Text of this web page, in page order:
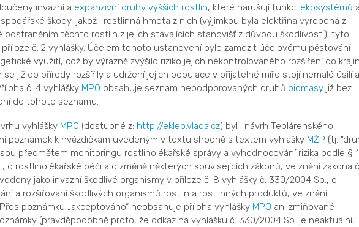
invazní a expanzivní druhy vyšších rostlin, které narušují funkci ekosystémů a
škody, jakož i rostlinná hmota z nich (výjimkou byla elektřina vyrobená z
odstraněním těchto rostlin z jejich stávajících stanovišť z důvodu škodlivosti); tyto
č. 2 vyhlášky. Účelem tohoto ustanovení bylo zamezit účelovému pěstování
využití, což by výrazně zvýšilo riziko jejich nekontrolovaného rozšíření do
již do přírody rozšířily a udržení jejich populace v přijatelné míře stojí nemalé úsilí a
č. 4 vyhlášky MPO obsahuje seznam nepodporovaných druhů biomasyjiž bez
do tohoto seznamu.
vyhlášky MPO (dostupné z: http://eklep.vlada.cz) byl i návrh Teplárenského
poznámek k hvězdičkám uvedeným v textu shodně s textem vyhlášky MŽP (tj.
předmětem monitoringu rostlinolékařské správy a vyhodnocování rizika podle §
, o rostlinolékařské péči a o změně některých souvisejících zákonů, ve znění zákona č.
jako invazní škodlivé organismy v příloze č. 8 vyhlášky č. 330/2004 Sb., o
a rozšiřování škodlivých organismů rostlin a rostlinných produktů, ve znění
poznámku „akceptováno“ neobsahuje příloha vyhlášky MPO ani zmiňované
(pravděpodobně proto, že odkaz na vyhlášku č. 330/2004 Sb. je neaktuální,